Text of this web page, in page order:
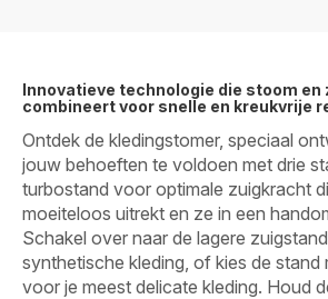
Innovatieve technologie die stoom en
combineert voor snelle en kreukvrije
Ontdek de kledingstomer, speciaal
jouw behoeften te voldoen met drie
turbostand voor optimale zuigkracht
moeiteloos uitrekt en ze in een
Schakel over naar de lagere
synthetische kleding, of kies de stand
voor je meest delicate kleding. Houd